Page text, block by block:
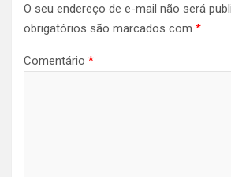
O seu endereço de e-mail não será
obrigatórios são marcados com *
Comentário *